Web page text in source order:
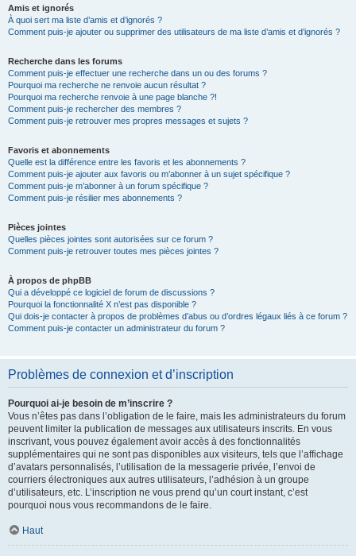
Amis et ignorés
À quoi sert ma liste d’amis et d’ignorés ?
Comment puis-je ajouter ou supprimer des utilisateurs de ma liste d’amis et d’ignorés ?
Recherche dans les forums
Comment puis-je effectuer une recherche dans un ou des forums ?
Pourquoi ma recherche ne renvoie aucun résultat ?
Pourquoi ma recherche renvoie à une page blanche ?!
Comment puis-je rechercher des membres ?
Comment puis-je retrouver mes propres messages et sujets ?
Favoris et abonnements
Quelle est la différence entre les favoris et les abonnements ?
Comment puis-je ajouter aux favoris ou m’abonner à un sujet spécifique ?
Comment puis-je m’abonner à un forum spécifique ?
Comment puis-je résilier mes abonnements ?
Pièces jointes
Quelles pièces jointes sont autorisées sur ce forum ?
Comment puis-je retrouver toutes mes pièces jointes ?
À propos de phpBB
Qui a développé ce logiciel de forum de discussions ?
Pourquoi la fonctionnalité X n’est pas disponible ?
Qui dois-je contacter à propos de problèmes d’abus ou d’ordres légaux liés à ce forum ?
Comment puis-je contacter un administrateur du forum ?
Problèmes de connexion et d’inscription
Pourquoi ai-je besoin de m’inscrire ?
Vous n’êtes pas dans l’obligation de le faire, mais les administrateurs du forum
peuvent limiter la publication de messages aux utilisateurs inscrits. En vous
inscrivant, vous pouvez également avoir accès à des fonctionnalités
supplémentaires qui ne sont pas disponibles aux visiteurs, tels que l’affichage
d’avatars personnalisés, l’utilisation de la messagerie privée, l’envoi de
courriers électroniques aux autres utilisateurs, l’adhésion à un groupe
d’utilisateurs, etc. L’inscription ne vous prend qu’un court instant, c’est
pourquoi nous vous recommandons de le faire.
Haut